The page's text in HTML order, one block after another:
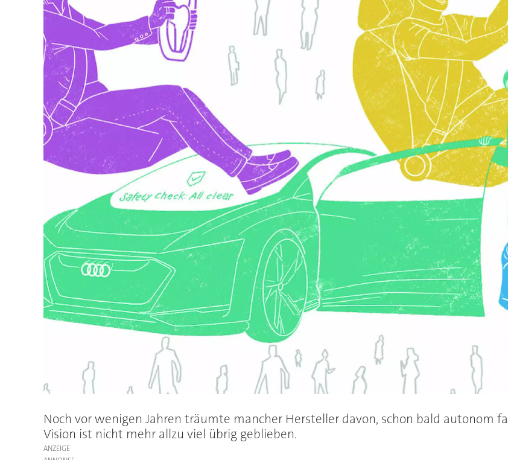
Noch vor wenigen Jahren träumte mancher Hersteller davon, schon bald autonom
Vision ist nicht mehr allzu viel übrig geblieben.
ANZEIGE